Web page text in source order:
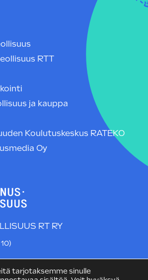
RTT
ja kauppa
Koulutuskeskus RATEKO
Oy
RT RY
tarjotaksemme sinulle